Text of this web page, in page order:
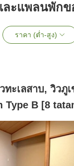
ะแพลนพักข
ราคา (ต่ำ-สูง)
ะเลสาบ, วิวภูเ
Type B [8